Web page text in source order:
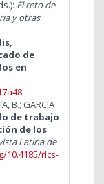
El reto de
y otras
de
en
B.; GARCÍA
de trabajo
de los
Latina de
10.4185/rlcs-